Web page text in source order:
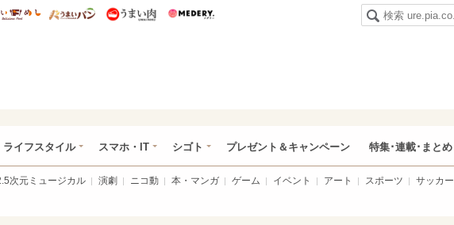
ディズニー特集
うまいめし うまいパン うまい肉
ライフスタイル スマホ・IT シゴト プレゼント＆キャンペーン 特集･連載･まとめ
次元ミュージカル 演劇 ニコ動 本・マンガ ゲーム イベント アート スポーツ サッカー